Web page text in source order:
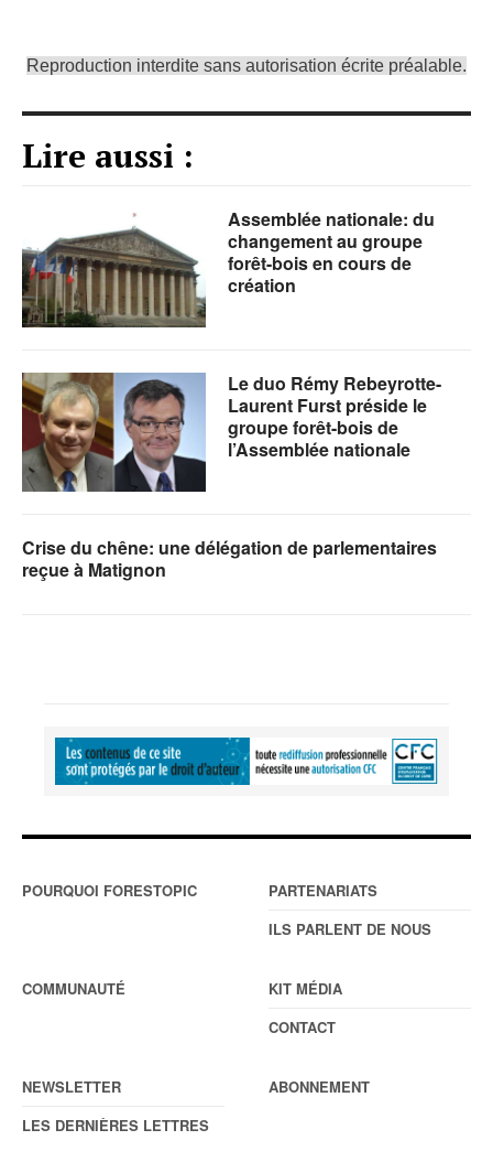
Reproduction interdite sans autorisation écrite préalable.
Lire aussi :
Assemblée nationale: du
changement au groupe
forêt-bois en cours de
création
Le duo Rémy Rebeyrotte-
Laurent Furst préside le
groupe forêt-bois de
l’Assemblée nationale
Crise du chêne: une délégation de parlementaires
reçue à Matignon
POURQUOI FORESTOPIC
PARTENARIATS
ILS PARLENT DE NOUS
COMMUNAUTÉ
KIT MÉDIA
CONTACT
NEWSLETTER
LES DERNIÈRES LETTRES
ABONNEMENT